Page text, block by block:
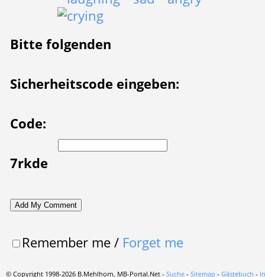
Bitte folgenden
Sicherheitscode eingeben:
Code:
7rkde
Remember me/ Forget me
© Copyright 1998-2026 B.Mehlhorn, MB-Portal.Net - Suche - Sitemap - Gästebuch -